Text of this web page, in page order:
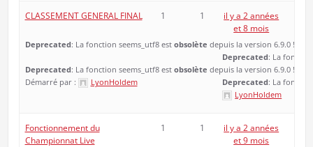
CLASSEMENT GENERAL FINAL
Deprecated: La fonction seems_utf8 est obsolète depuis la version 6.9.0 !
Deprecated: La fonction seems_utf8 est obsolète depuis la version 6.9.0 !
Démarré par :
LyonHoldem
1 1
il y a 2 années
et 8 mois
Deprecated: La
Deprecated: La
LyonHoldem
Fonctionnement du
Championnat Live
1 1
il y a 2 années
et 9 mois